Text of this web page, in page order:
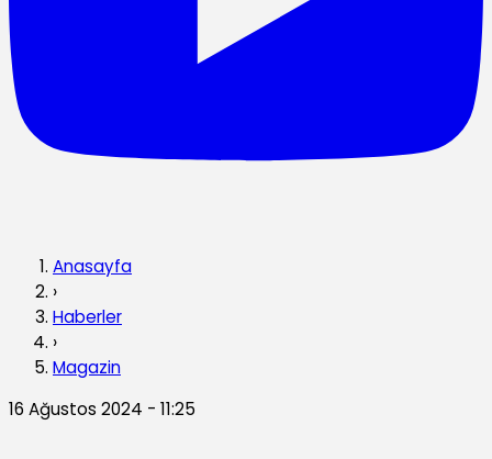
Anasayfa
›
Haberler
›
Magazin
16 Ağustos 2024 - 11:25